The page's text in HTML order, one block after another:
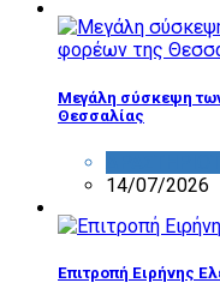
Μεγάλη σύσκεψη
Θεσσαλίας
14/07/2026
Επιτροπή Ειρήνης